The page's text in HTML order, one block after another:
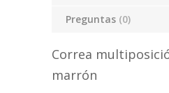
Preguntas (0)
Correa
marrón